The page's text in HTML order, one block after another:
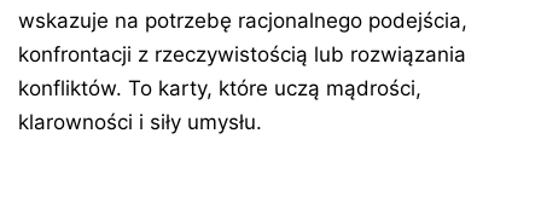
wskazuje na potrzebę racjonalnego podejścia,
konfrontacji z rzeczywistością lub rozwiązania
konfliktów. To karty, które uczą mądrości,
klarowności i siły umysłu.